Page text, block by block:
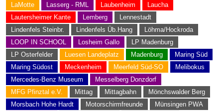
LaMotte
Lasserg - RML Laubenheim
Laucha
Lautersheimer Kante
Lemberg
Lennestadt
Lindenfels Steinbr.
Lindenfels Üb.Hang
Löhma/Hockroda
LOOP IN SCHOOL
Losheim Gallo
LP Madenburg
LP Osterfelder
Luesen Landeplatz Madenburg
Maring Süd
Maring Südost
Meckenheim Meerfeld Süd-SO
Melibokus
Mercedes-Benz Museum
Messelberg Donzdorf
MFG Pfinztal e.V.
Mittag Mittagbahn
Mönchswalder Berg
Morsbach Hohe Hardt
Motorschirmfreunde
Münsingen PWA